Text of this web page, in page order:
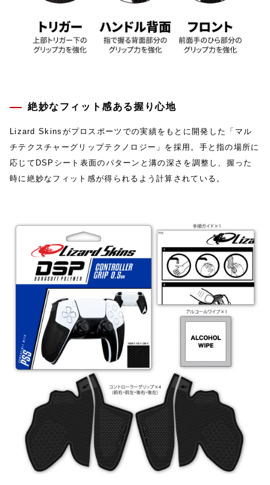
絶妙なフィット感ある握り心地
Lizard Skinsがプロスポーツでの実績をもとに開発した「マル
チテクスチャーグリップテクノロジー」を採用。手と指の場所に
応じてDSPシート表面のパターンと溝の深さを調整し、握った
時に絶妙なフィット感が得られるよう計算されている。